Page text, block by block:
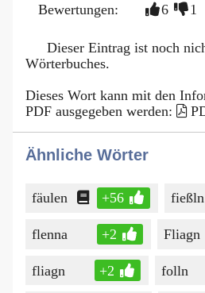
Bewertungen:
6 1
Dieser Eintrag ist noch
Wörterbuches.
Dieses Wort kann mit den
PDF ausgegeben werden:
Ähnliche Wörter
fäulen +56 fießln
flenna +2 Fliagn
fliagn +2 folln